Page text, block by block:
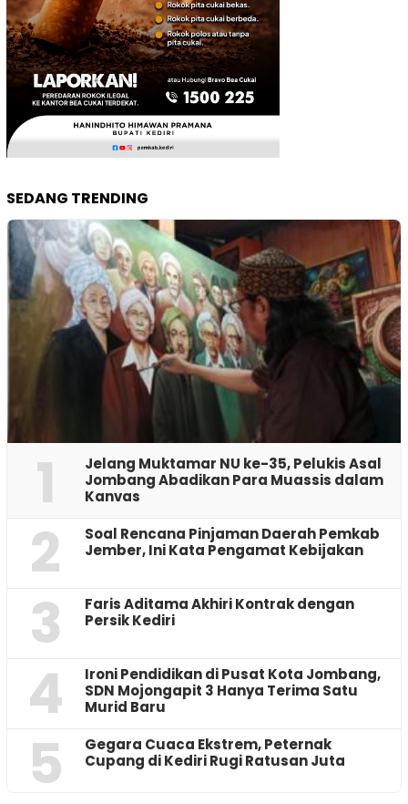
SEDANG TRENDING
1
Jelang Muktamar NU ke-35, Pelukis Asal
Jombang Abadikan Para Muassis dalam
Kanvas
2
‎Soal Rencana Pinjaman Daerah Pemkab
Jember, Ini Kata Pengamat Kebijakan ‎
3
Faris Aditama Akhiri Kontrak dengan
Persik Kediri
4
Ironi Pendidikan di Pusat Kota Jombang,
SDN Mojongapit 3 Hanya Terima Satu
Murid Baru
5
‎Gegara Cuaca Ekstrem, Peternak
Cupang di Kediri Rugi Ratusan Juta